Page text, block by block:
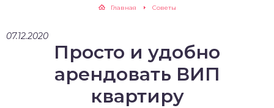
Главная Советы
07.12.2020
Просто и удобно
арендовать ВИП
квартиру